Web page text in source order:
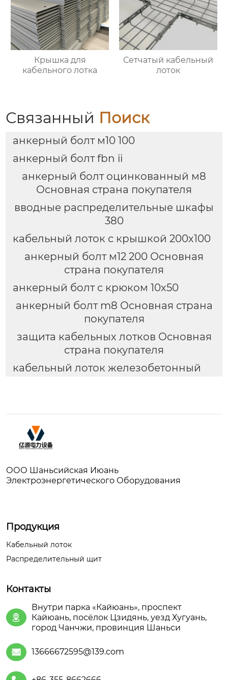
Крышка для
кабельного лотка
Сетчатый кабельный
лоток
Связанный Поиск
анкерный болт м10 100
анкерный болт fbn ii
анкерный болт оцинкованный м8
Основная страна покупателя
вводные распределительные шкафы
380
кабельный лоток с крышкой 200х100
анкерный болт м12 200 Основная
страна покупателя
анкерный болт с крюком 10х50
анкерный болт m8 Основная страна
покупателя
защита кабельных лотков Основная
страна покупателя
кабельный лоток железобетонный
ООО Шаньсийская Июань
Электроэнергетического Оборудования
Продукция
Кабельный лоток
Распределительный щит
Контакты

Внутри парка «Кайюань», проспект
Кайюань, посёлок Цзидянь, уезд Хугуань,
город Чанчжи, провинция Шаньси
 13666672595@139.com